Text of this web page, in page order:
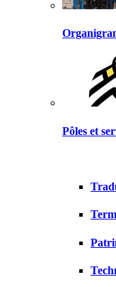
Pôles et